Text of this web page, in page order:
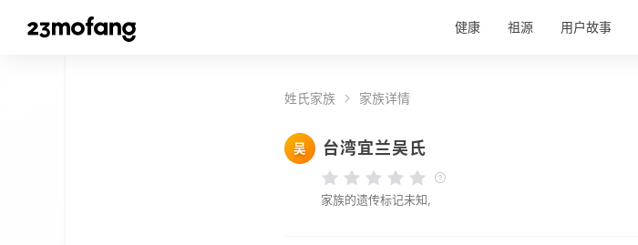
健康 祖源 用户故事
姓氏家族 家族详情
吴 台湾宜兰吴氏
家族的遗传标记未知,